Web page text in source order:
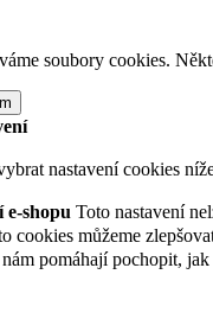
soubory cookies.
nastavení cookies
e-shopu Toto nastavení
cookies můžeme
pomáhají pochopit,